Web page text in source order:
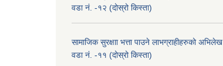
वडा नं. -१२ (दोस्रो किस्ता)
सामाजिक सुरक्षाा भत्ता पाउने लाभग्राहीहरुको अभिलेख
वडा नं. -११ (दोस्रो किस्ता)